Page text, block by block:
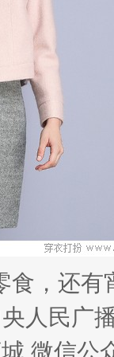
，还有
人民广
,微信公